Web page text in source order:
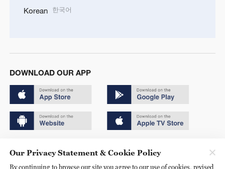
Korean 한국어
DOWNLOAD OUR APP
京ICP备20000184号
Our Privacy Statement & Cookie Policy
By continuing to browse our site you agree to our use of cookies, revised